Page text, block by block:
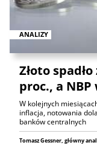
ANALIZY
Złoto
proc., a
W kolejnych
inflacja, notowania
banków centralnych
Tomasz Gessner, główny